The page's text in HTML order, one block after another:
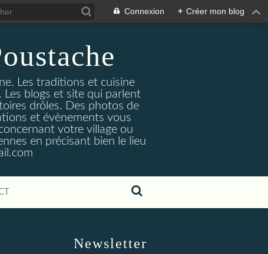
Connexion + Créer mon blog
Les traditions et cuisine
Les blogs et site qui parlent
drôles. Des photos de
et évènements vous
votre village ou
en précisant bien le lieu
Newsletter